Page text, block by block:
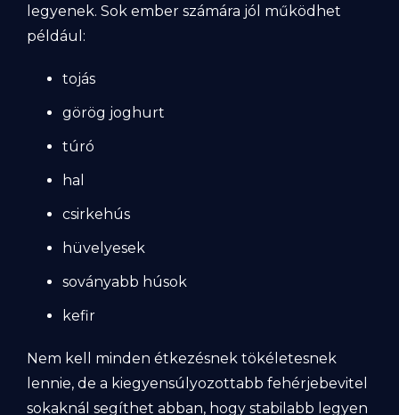
legyenek. Sok ember számára jól működhet
például:
tojás
görög joghurt
túró
hal
csirkehús
hüvelyesek
soványabb húsok
kefir
Nem kell minden étkezésnek tökéletesnek
lennie, de a kiegyensúlyozottabb fehérjebevitel
sokaknál segíthet abban, hogy stabilabb legyen